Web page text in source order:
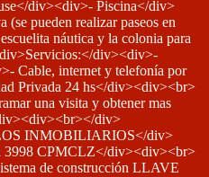
div><div>- Piscina</div>
pueden realizar paseos en
náutica y la colonia para
div><div>-
Cable, internet y telefonía por
Privada 24 hs</div><div><br>
una visita y obtener mas
div>
INMOBILIARIOS</div>
CPMCLZ</div><div><br>
de construcción LLAVE